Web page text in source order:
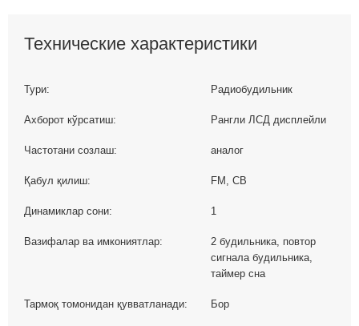
Технические характеристики
Тури: Радиобудильник
Ахборот кўрсатиш: Рангли ЛCД дисплейли
Частотани созлаш: аналог
Қабул қилиш: FM, СВ
Динамиклар сони: 1
Вазифалар ва имкониятлар:
2 будильника, повтор
сигнала будильника,
таймер сна
Тармоқ томонидан қувватланади: Бор